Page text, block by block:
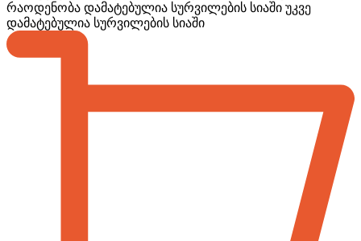
რაოდენობა დამატებულია სურვილების სიაში უკვე
დამატებულია სურვილების სიაში